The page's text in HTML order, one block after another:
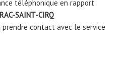
téléphonique en rapport
SAINT-CIRQ
contact avec le service